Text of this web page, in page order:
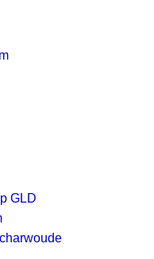
GLD